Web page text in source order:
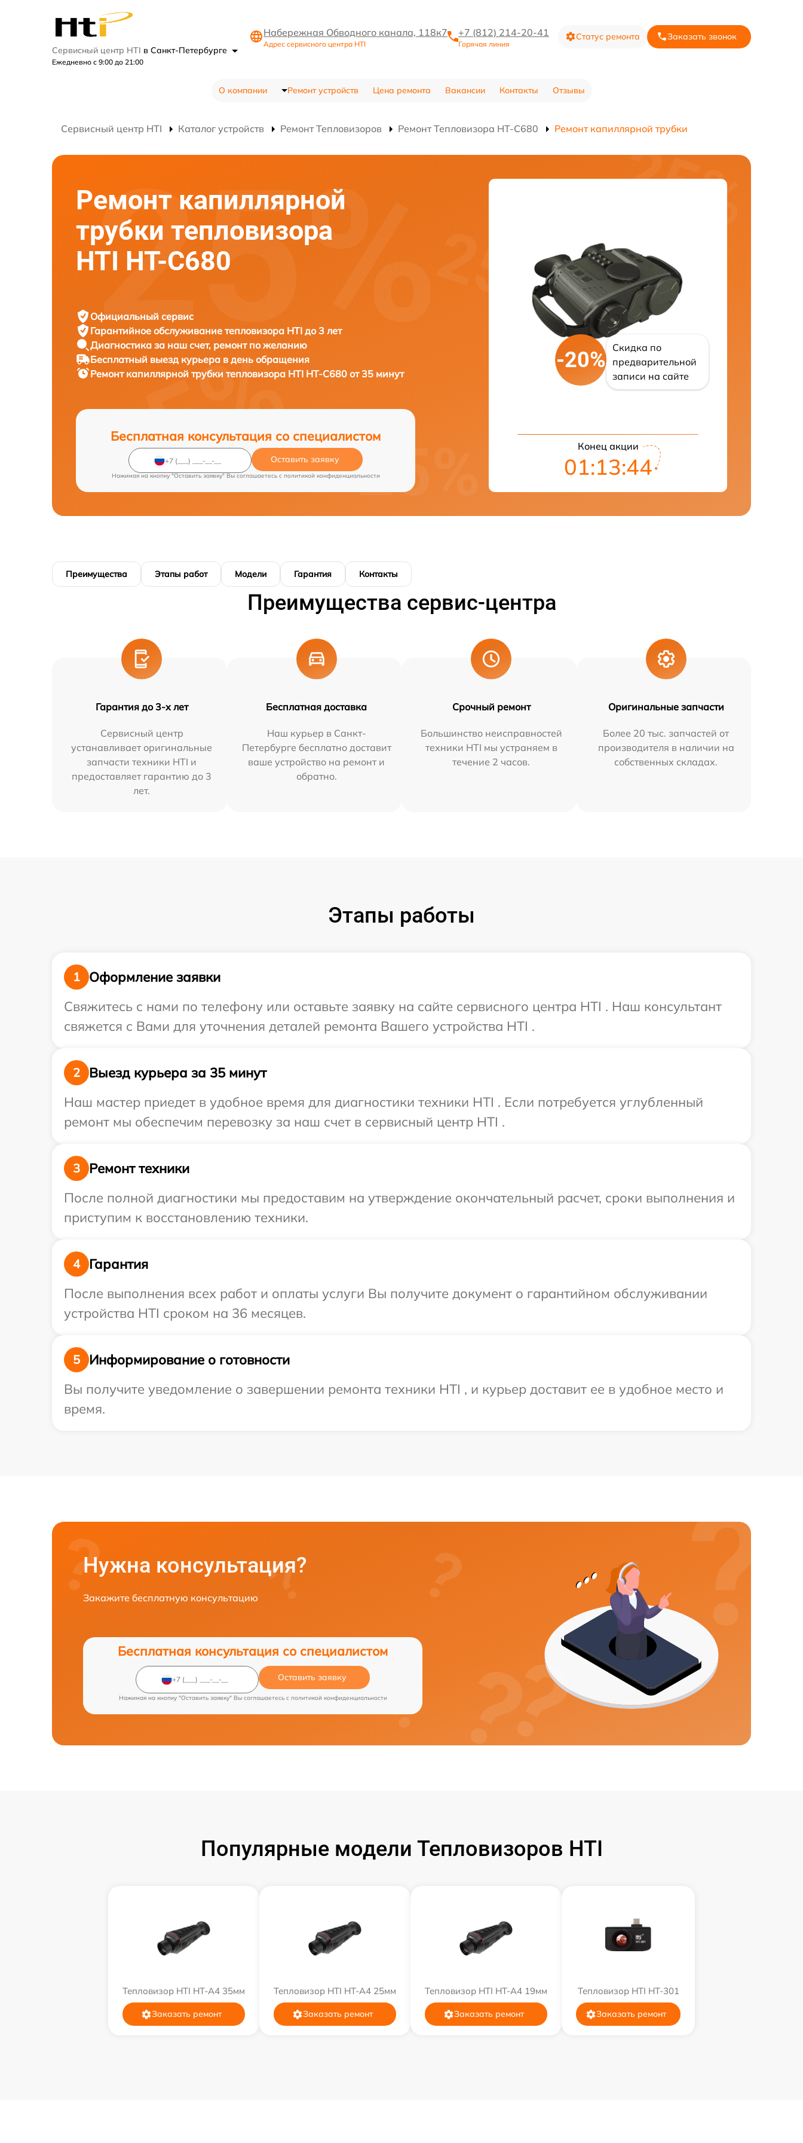
Сервисный центр HTI в Санкт-Петербурге
Ежедневно с 9:00 до 21:00
Набережная Обводного канала, 118к7
Адрес сервисного центра HTI
+7 (812) 214-20-41
Горячая линия
Статус ремонта Заказать звонок
О компании Ремонт устройств Цена ремонта Вакансии Контакты Отзывы
Сервисный центр HTI Каталог устройств Ремонт Тепловизоров Ремонт Тепловизора HT-C680 Ремонт капиллярной трубки
Ремонт капиллярной
трубки тепловизора
HTI HT-C680
Официальный сервис
Гарантийное обслуживание тепловизора HTI до 3 лет
Диагностика за наш счет, ремонт по желанию
Бесплатный выезд курьера в день обращения
Ремонт капиллярной трубки тепловизора HTI HT-C680 от 35 минут
Бесплатная консультация со специалистом
Оставить заявку
Нажимая на кнопку "Оставить заявку" Вы соглашаетесь c политикой конфиденциальности
-20%
Скидка по
предварительной
записи на сайте
Конец акции
01:13:43
Преимущества Этапы работ Модели Гарантия Контакты
Преимущества сервис-центра
Гарантия до 3-х лет
Сервисный центр
устанавливает оригинальные
запчасти техники HTI и
предоставляет гарантию до 3
лет.
Бесплатная доставка
Наш курьер в Санкт-
Петербурге бесплатно доставит
ваше устройство на ремонт и
обратно.
Срочный ремонт
Большинство неисправностей
техники HTI мы устраняем в
течение 2 часов.
Оригинальные запчасти
Более 20 тыс. запчастей от
производителя в наличии на
собственных складах.
Этапы работы
1
Оформление заявки
Свяжитесь с нами по телефону или оставьте заявку на сайте сервисного центра HTI . Наш консультант
свяжется с Вами для уточнения деталей ремонта Вашего устройства HTI .
2
Выезд курьера за 35 минут
Наш мастер приедет в удобное время для диагностики техники HTI . Если потребуется углубленный
ремонт мы обеспечим перевозку за наш счет в сервисный центр HTI .
3
Ремонт техники
После полной диагностики мы предоставим на утверждение окончательный расчет, сроки выполнения и
приступим к восстановлению техники.
4
Гарантия
После выполнения всех работ и оплаты услуги Вы получите документ о гарантийном обслуживании
устройства HTI сроком на 36 месяцев.
5
Информирование о готовности
Вы получите уведомление о завершении ремонта техники HTI , и курьер доставит ее в удобное место и
время.
Нужна консультация?
Закажите бесплатную консультацию
Бесплатная консультация со специалистом
Оставить заявку
Нажимая на кнопку "Оставить заявку" Вы соглашаетесь c политикой конфиденциальности
Популярные модели Тепловизоров HTI
Тепловизор HTI HT-A4 35мм
Заказать ремонт
Тепловизор HTI HT-A4 25мм
Заказать ремонт
Тепловизор HTI HT-A4 19мм
Заказать ремонт
Тепловизор HTI HT-301
Заказать ремонт